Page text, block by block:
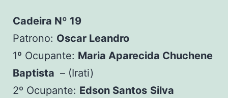
Cadeira Nº 19
Patrono: Oscar Leandro
1º Ocupante: Maria Aparecida Chuchene
Baptista – (Irati)
2º Ocupante: Edson Santos Silva